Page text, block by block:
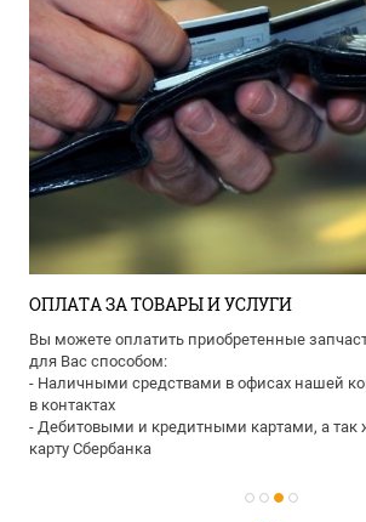
ОПЛАТА ЗА ТОВАРЫ И УСЛУГИ
Вы можете оплатить приобретенные
для Вас способом:
- Наличными средствами в офисах нашей
в контактах
- Дебитовыми и кредитными картами, а так
карту Сбербанка